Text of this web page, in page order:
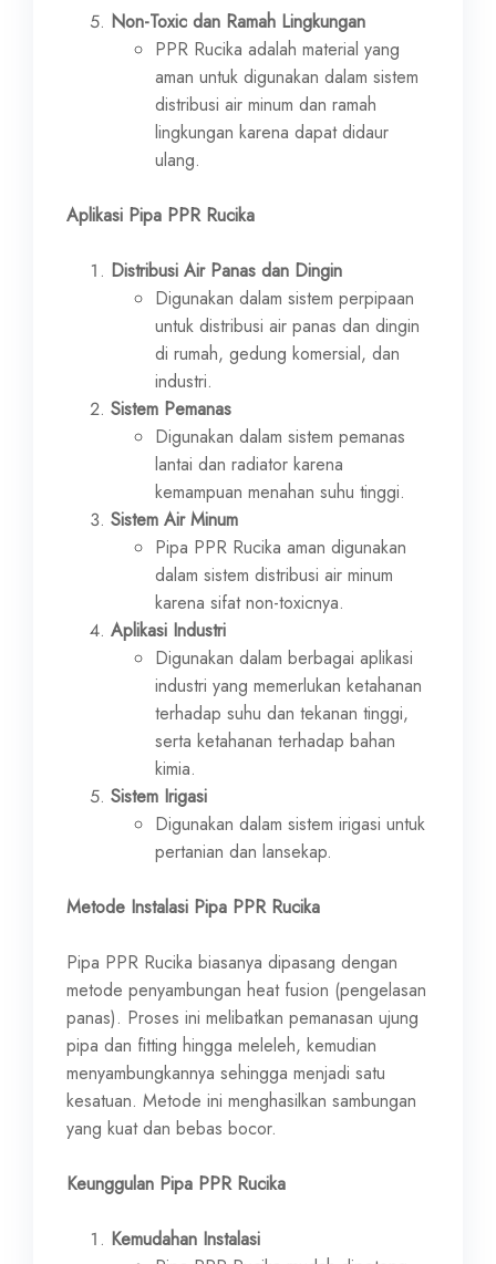
Non-Toxic dan Ramah Lingkungan
PPR Rucika adalah material yang
aman untuk digunakan dalam sistem
distribusi air minum dan ramah
lingkungan karena dapat didaur
ulang.
Aplikasi Pipa PPR Rucika
Distribusi Air Panas dan Dingin
Digunakan dalam sistem perpipaan
untuk distribusi air panas dan dingin
di rumah, gedung komersial, dan
industri.
Sistem Pemanas
Digunakan dalam sistem pemanas
lantai dan radiator karena
kemampuan menahan suhu tinggi.
Sistem Air Minum
Pipa PPR Rucika aman digunakan
dalam sistem distribusi air minum
karena sifat non-toxicnya.
Aplikasi Industri
Digunakan dalam berbagai aplikasi
industri yang memerlukan ketahanan
terhadap suhu dan tekanan tinggi,
serta ketahanan terhadap bahan
kimia.
Sistem Irigasi
Digunakan dalam sistem irigasi untuk
pertanian dan lansekap.
Metode Instalasi Pipa PPR Rucika
Pipa PPR Rucika biasanya dipasang dengan
metode penyambungan heat fusion (pengelasan
panas). Proses ini melibatkan pemanasan ujung
pipa dan fitting hingga meleleh, kemudian
menyambungkannya sehingga menjadi satu
kesatuan. Metode ini menghasilkan sambungan
yang kuat dan bebas bocor.
Keunggulan Pipa PPR Rucika
Kemudahan Instalasi